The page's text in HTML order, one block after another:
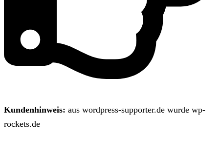
Kundenhinweis: aus wordpress-supporter.de wurde wp-
rockets.de